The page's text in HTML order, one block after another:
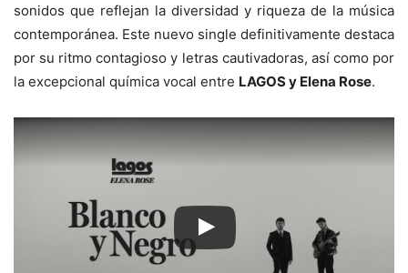
sonidos que reflejan la diversidad y riqueza de la música
contemporánea. Este nuevo single definitivamente destaca
por su ritmo contagioso y letras cautivadoras, así como por
la excepcional química vocal entre LAGOS y Elena Rose.